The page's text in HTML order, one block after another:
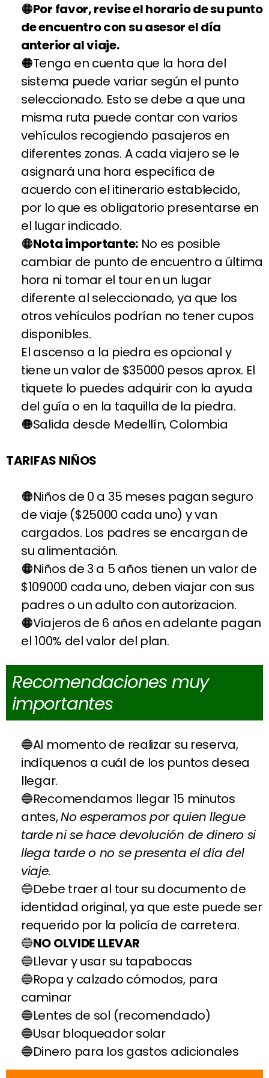
Por favor, revise el horario de su punto
de encuentro con su asesor el día
anterior al viaje.
Tenga en cuenta que la hora del
sistema puede variar según el punto
seleccionado. Esto se debe a que una
misma ruta puede contar con varios
vehículos recogiendo pasajeros en
diferentes zonas. A cada viajero se le
asignará una hora específica de
acuerdo con el itinerario establecido,
por lo que es obligatorio presentarse en
el lugar indicado.
Nota importante:No es posible
cambiar de punto de encuentro a última
hora ni tomar el tour en un lugar
diferente al seleccionado, ya que los
otros vehículos podrían no tener cupos
disponibles.
El ascenso a la piedra es opcional y
tiene un valor de $35000 pesos aprox. El
tiquete lo puedes adquirir con la ayuda
del guía o en la taquilla de la piedra.
Salida desde Medellín, Colombia
TARIFAS NIÑOS
Niños de 0 a 35 meses pagan seguro
de viaje ($25000 cada uno) y van
cargados. Los padres se encargan de
su alimentación.
Niños de 3 a 5 años tienen un valor de
$109000 cada uno, deben viajar con sus
padres o un adulto con autorizacion.
Viajeros de 6 años en adelante pagan
el 100% del valor del plan.
Recomendaciones muy
importantes
Al momento de realizar su reserva,
indíquenos a cuál de los puntos desea
llegar.
Recomendamos llegar 15 minutos
antes,No esperamos por quien llegue
tarde ni se hace devolución de dinero si
llega tarde o no se presenta el día del
viaje.
Debe traer al tour su documento de
identidad original, ya que este puede ser
requerido por la policía de carretera.
NO OLVIDE LLEVAR
Llevar y usar su tapabocas
Ropa y calzado cómodos, para
caminar
Lentes de sol (recomendado)
Usar bloqueador solar
Dinero para los gastos adicionales